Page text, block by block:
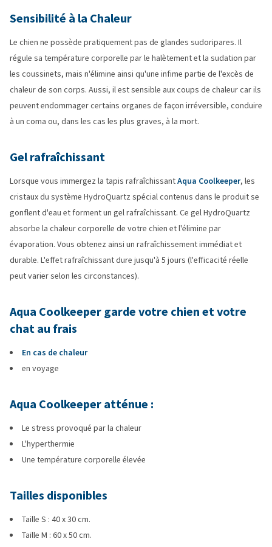
Sensibilité à la Chaleur
Le chien ne possède pratiquement pas de glandes sudoripares. Il
régule sa température corporelle par le halètement et la sudation par
les coussinets, mais n'élimine ainsi qu'une infime partie de l'excès de
chaleur de son corps. Aussi, il est sensible aux coups de chaleur car ils
peuvent endommager certains organes de façon irréversible, conduire
à un coma ou, dans les cas les plus graves, à la mort.
Gel rafraîchissant
Lorsque vous immergez la tapis rafraîchissantAqua Coolkeeper, les
cristaux du système HydroQuartz spécial contenus dans le produit se
gonflent d'eau et forment un gel rafraîchissant. Ce gel HydroQuartz
absorbe la chaleur corporelle de votre chien et l'élimine par
évaporation. Vous obtenez ainsi un rafraîchissement immédiat et
durable. L'effet rafraîchissant dure jusqu'à 5 jours (l'efficacité réelle
peut varier selon les circonstances).
Aqua Coolkeeper garde votre chien et votre
chat au frais
En cas de chaleur
en voyage
Aqua Coolkeeper atténue :
Le stress provoqué par la chaleur
L'hyperthermie
Une température corporelle élevée
Tailles disponibles
Taille S : 40 x 30 cm.
Taille M : 60 x 50 cm.